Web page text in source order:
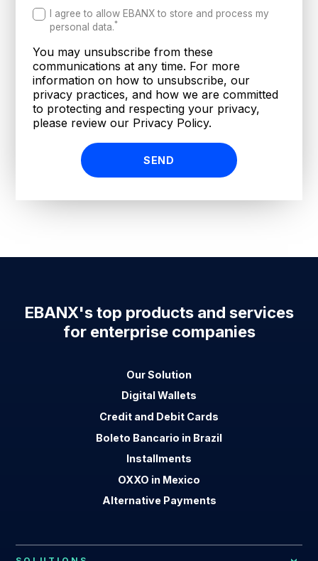
I agree to allow EBANX to store and process my
personal data.*
You may unsubscribe from these
communications at any time. For more
information on how to unsubscribe, our
privacy practices, and how we are committed
to protecting and respecting your privacy,
please review our Privacy Policy.
EBANX's top products and services
for enterprise companies
Our Solution
Digital Wallets
Credit and Debit Cards
Boleto Bancario in Brazil
Installments
OXXO in Mexico
Alternative Payments